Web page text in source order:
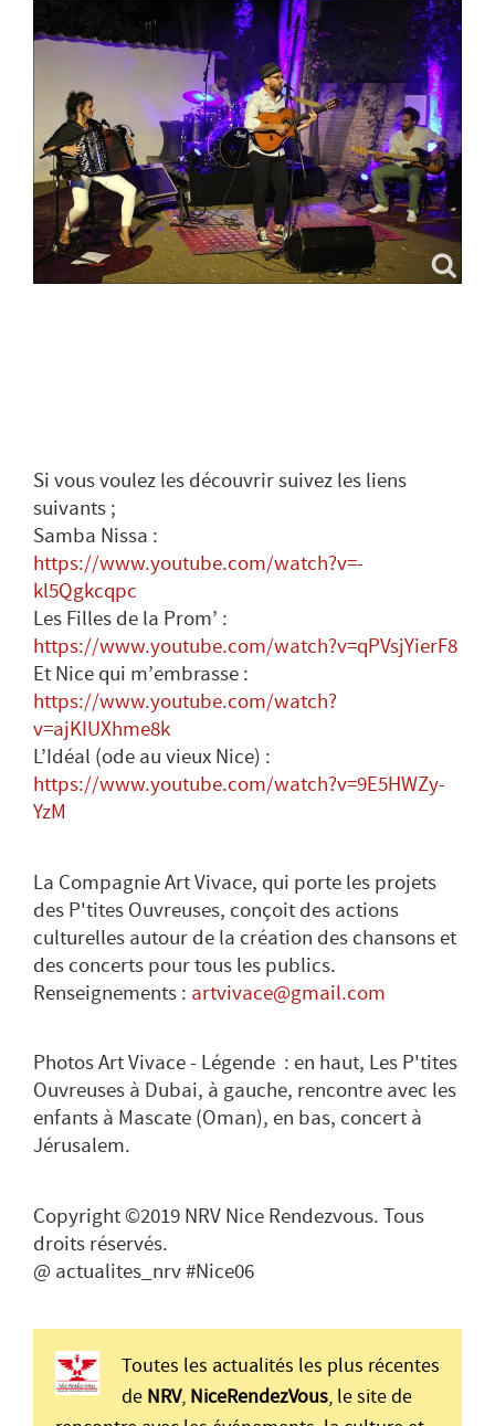
Si vous voulez les découvrir suivez les liens
suivants ;
Samba Nissa :
https://www.youtube.com/watch?v=-
kl5Qgkcqpc
Les Filles de la Prom’ :
https://www.youtube.com/watch?v=qPVsjYierF8
Et Nice qui m’embrasse :
https://www.youtube.com/watch?
v=ajKIUXhme8k
L’Idéal (ode au vieux Nice) :
https://www.youtube.com/watch?v=9E5HWZy-
YzM
La Compagnie Art Vivace, qui porte les projets
des P'tites Ouvreuses, conçoit des actions
culturelles autour de la création des chansons et
des concerts pour tous les publics.
Renseignements : artvivace@gmail.com
Photos Art Vivace - Légende : en haut, Les P'tites
Ouvreuses à Dubai, à gauche, rencontre avec les
enfants à Mascate (Oman), en bas, concert à
Jérusalem.
Copyright ©2019 NRV Nice Rendezvous. Tous
droits réservés.
@ actualites_nrv #Nice06
Toutes les actualités les plus récentes
de NRV, NiceRendezVous, le site de